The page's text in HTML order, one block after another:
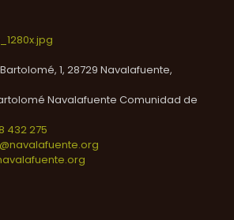
1, 28729 Navalafuente,
Navalafuente Comunidad de
432 275